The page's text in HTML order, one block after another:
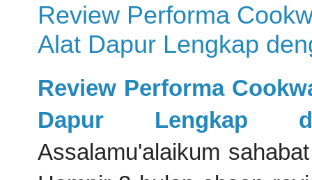
Review Performa
Alat Dapur Lengkap
Review Performa
Dapur Lengkap
Assalamu'alaikum